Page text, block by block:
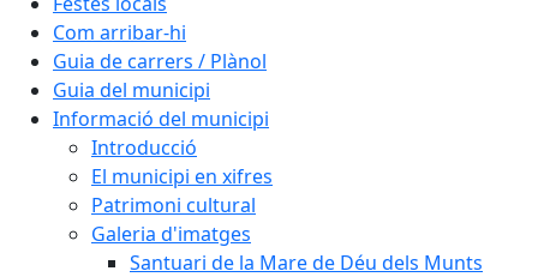
Com arribar-hi
Guia de carrers / Plànol
Guia del municipi
Informació del municipi
Introducció
El municipi en xifres
Patrimoni cultural
Galeria d'imatges
Santuari de la Mare de Déu dels Munts